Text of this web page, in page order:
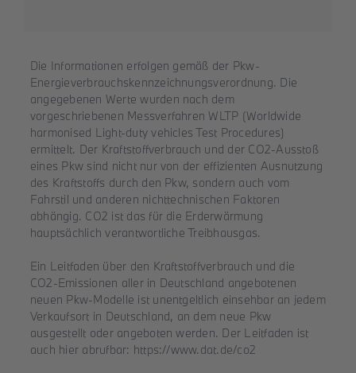
Die Informationen erfolgen gemäß der Pkw-
Energieverbrauchskennzeichnungsverordnung. Die
angegebenen Werte wurden nach dem
vorgeschriebenen Messverfahren WLTP (Worldwide
harmonised Light-duty vehicles Test Procedures)
ermittelt. Der Kraftstoffverbrauch und der CO2-Ausstoß
eines Pkw sind nicht nur von der effizienten Ausnutzung
des Kraftstoffs durch den Pkw, sondern auch vom
Fahrstil und anderen nichttechnischen Faktoren
abhängig. CO2 ist das für die Erderwärmung
hauptsächlich verantwortliche Treibhausgas.
Ein Leitfaden über den Kraftstoffverbrauch und die
CO2-Emissionen aller in Deutschland angebotenen
neuen Pkw-Modelle ist unentgeltlich einsehbar an jedem
Verkaufsort in Deutschland, an dem neue Pkw
ausgestellt oder angeboten werden. Der Leitfaden ist
auch hier abrufbar: https://www.dat.de/co2